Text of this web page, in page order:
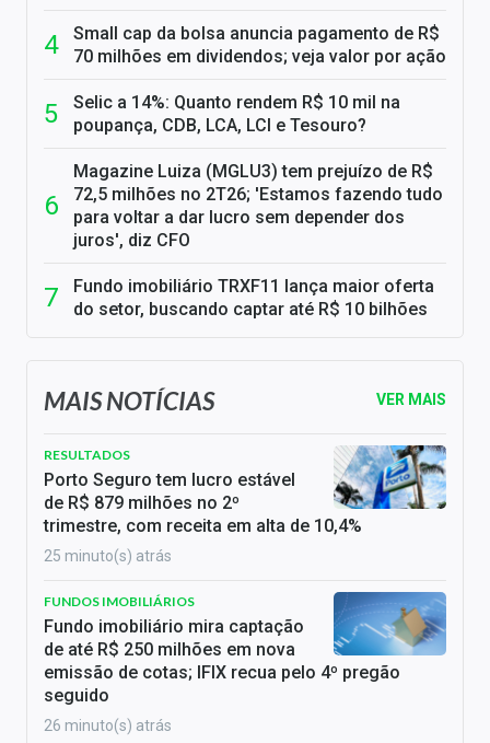
Small cap da bolsa anuncia pagamento de R$
70 milhões em dividendos; veja valor por ação
Selic a 14%: Quanto rendem R$ 10 mil na
poupança, CDB, LCA, LCI e Tesouro?
Magazine Luiza (MGLU3) tem prejuízo de R$
72,5 milhões no 2T26; 'Estamos fazendo tudo
para voltar a dar lucro sem depender dos
juros', diz CFO
Fundo imobiliário TRXF11 lança maior oferta
do setor, buscando captar até R$ 10 bilhões
MAIS NOTÍCIAS VER MAIS
RESULTADOS
Porto Seguro tem lucro estável
de R$ 879 milhões no 2º
trimestre, com receita em alta de 10,4%
25 minuto(s) atrás
FUNDOS IMOBILIÁRIOS
Fundo imobiliário mira captação
de até R$ 250 milhões em nova
emissão de cotas; IFIX recua pelo 4º pregão
seguido
26 minuto(s) atrás